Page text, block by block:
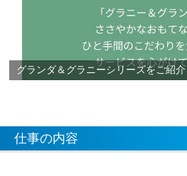
グランダ＆グラニーシリーズをご紹介
仕事の内容